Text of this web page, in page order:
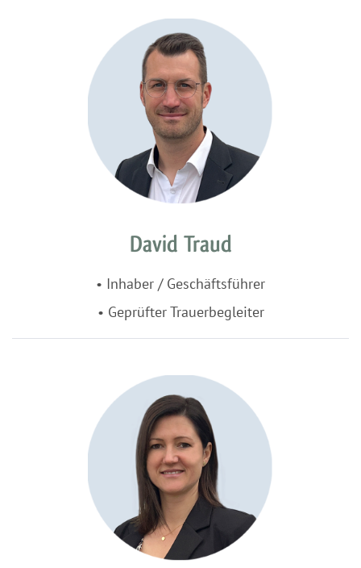
David Traud
• Inhaber / Geschäftsführer
• Geprüfter Trauerbegleiter